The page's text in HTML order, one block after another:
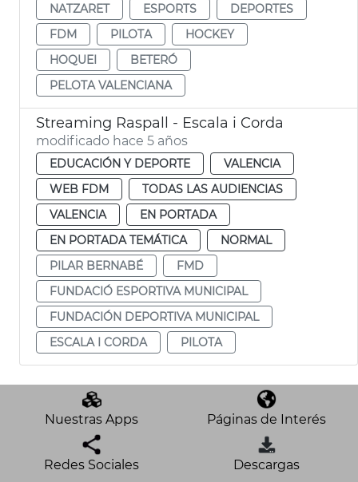
NATZARET
ESPORTS
DEPORTES
FDM
PILOTA
HOCKEY
HOQUEI
BETERÓ
PELOTA VALENCIANA
Streaming Raspall - Escala i Corda
modificado hace 5 años
EDUCACIÓN Y DEPORTE
VALENCIA
WEB FDM
TODAS LAS AUDIENCIAS
VALENCIA
EN PORTADA
EN PORTADA TEMÁTICA
NORMAL
PILAR BERNABÉ
FMD
FUNDACIÓ ESPORTIVA MUNICIPAL
FUNDACIÓN DEPORTIVA MUNICIPAL
ESCALA I CORDA
PILOTA
Nuestras Apps Páginas de Interés
Redes Sociales Descargas